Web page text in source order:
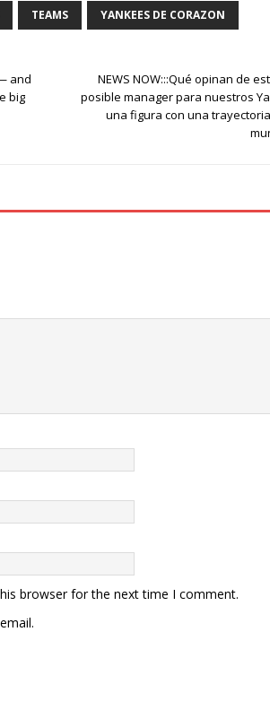
TEAMS YANKEES DE CORAZON
and
big
NEWS NOW:::Qué opinan de
posible manager para nuestros
una figura con una
browser for the next time I comment.